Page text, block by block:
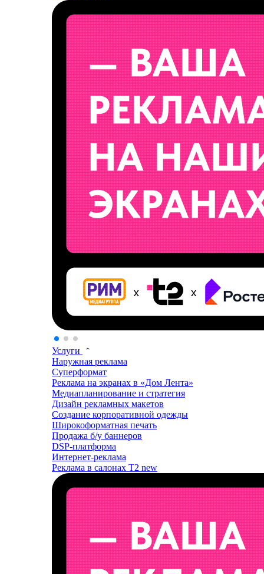
Услуги
Наружная реклама
Суперформат
Реклама на экранах в «Дом Лента»
Медиапланирование и стратегия
Дизайн рекламных макетов
Создание корпоративной одежды
Широкоформатная печать
Продажа б/у баннеров
DSP-платформа
Интернет-реклама
Реклама в салонах T2 new